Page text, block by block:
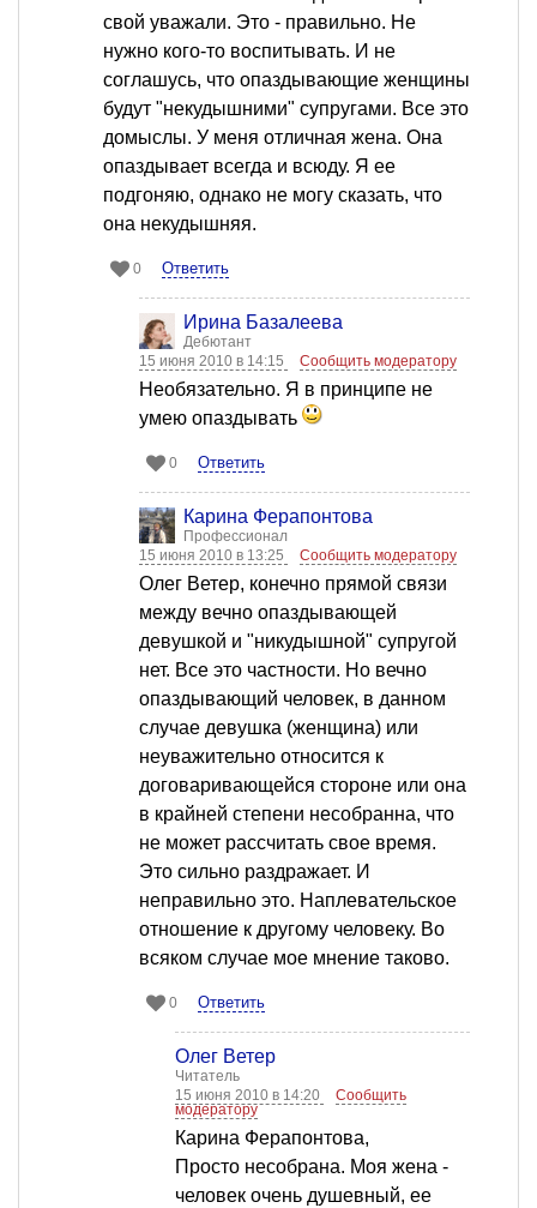
свой уважали. Это - правильно. Не
нужно кого-то воспитывать. И не
соглашусь, что опаздывающие женщины
будут "некудышними" супругами. Все это
домыслы. У меня отличная жена. Она
опаздывает всегда и всюду. Я ее
подгоняю, однако не могу сказать, что
она некудышняя.
0 Ответить
Ирина Базалеева
Дебютант
15 июня 2010 в 14:15
Сообщить модератору
Необязательно. Я в принципе не
умею опаздывать
0 Ответить
Карина Ферапонтова
Профессионал
15 июня 2010 в 13:25
Сообщить модератору
Олег Ветер, конечно прямой связи
между вечно опаздывающей
девушкой и "никудышной" супругой
нет. Все это частности. Но вечно
опаздывающий человек, в данном
случае девушка (женщина) или
неуважительно относится к
договаривающейся стороне или она
в крайней степени несобранна, что
не может рассчитать свое время.
Это сильно раздражает. И
неправильно это. Наплевательское
отношение к другому человеку. Во
всяком случае мое мнение таково.
0 Ответить
Олег Ветер
Читатель
15 июня 2010 в 14:20
Сообщить
модератору
Карина Ферапонтова,
Просто несобрана. Моя жена -
человек очень душевный, ее